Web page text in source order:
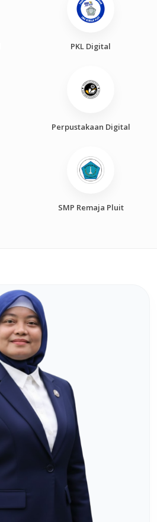
PKL Digital
Perpustakaan Digital
SMP Remaja Pluit